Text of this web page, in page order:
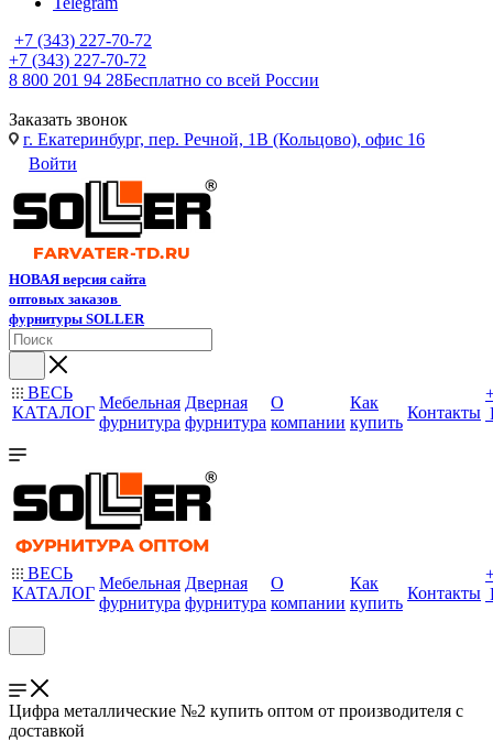
+7 (343) 227-70-72
+7 (343) 227-70-72
8 800 201 94 28Бесплатно со всей России
Заказать звонок
г. Екатеринбург, пер. Речной, 1В (Кольцово), офис 16
Войти
НОВАЯ версия сайта
оптовых заказов
фурнитуры SOLLER
ВЕСЬ
КАТАЛОГ
Мебельная
фурнитура
Дверная
фурнитура
О
компании
Как
купить
Контакты
ВЕСЬ
КАТАЛОГ
Мебельная
фурнитура
Дверная
фурнитура
О
компании
Как
купить
Контакты
Цифра металлические №2 купить оптом от производителя с
доставкой